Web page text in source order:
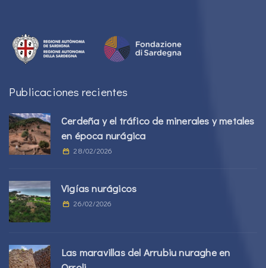
Publicaciones recientes
Cerdeña y el tráfico de minerales y metales
en época nurágica
28/02/2026
Vigías nurágicos
26/02/2026
Las maravillas del Arrubiu nuraghe en